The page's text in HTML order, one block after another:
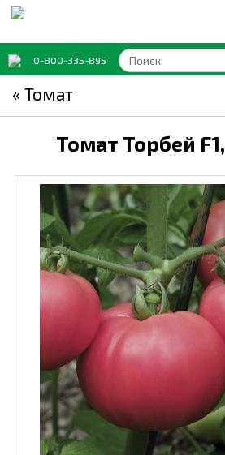
0-800-335-895
« Томат
Томат Торбей F1,